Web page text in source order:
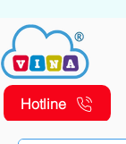
Hotline